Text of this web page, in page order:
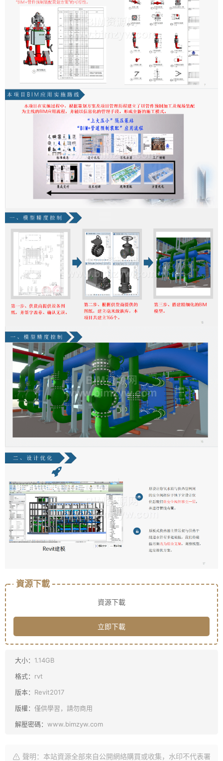
資源下載
資源下載
立即下載
大小： 1.14GB
格式： rvt
版本： Revit2017
版權： 僅供學習，請勿商用
解壓密碼： www.bimzyw.com
聲明：本站資源全部來自公開網絡購買或收集，水印不代表署